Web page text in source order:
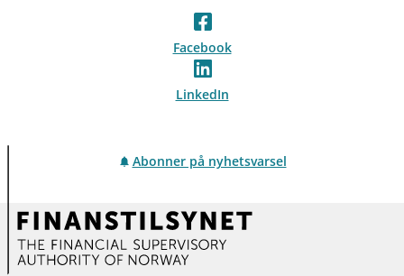
Facebook
LinkedIn
Abonner på nyhetsvarsel